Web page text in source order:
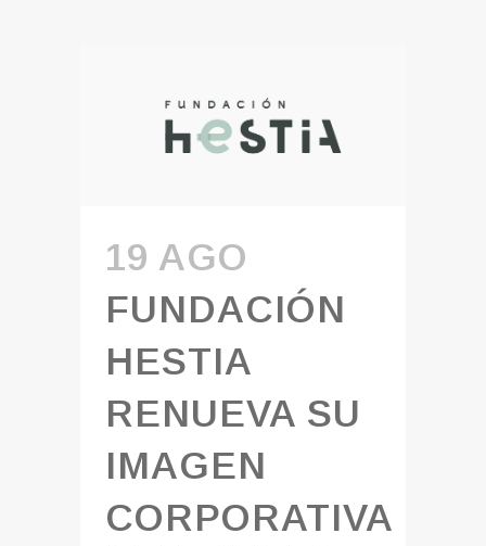
19 AGO
FUNDACIÓN
HESTIA
RENUEVA SU
IMAGEN
CORPORATIVA